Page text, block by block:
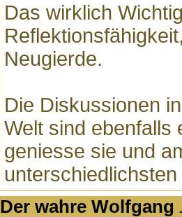
Das wirklich
Neugierde.
Die Diskussionen
Welt sind ebenfalls
geniesse sie und
Der wahre Wolfgang